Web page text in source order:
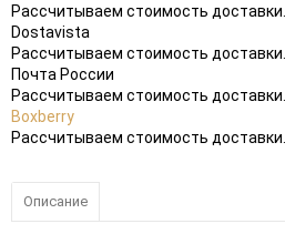
Рассчитываем стоимость доставки...
Dostavista
Рассчитываем стоимость доставки...
Почта России
Рассчитываем стоимость доставки...
Boxberry
Рассчитываем стоимость доставки...
Описание